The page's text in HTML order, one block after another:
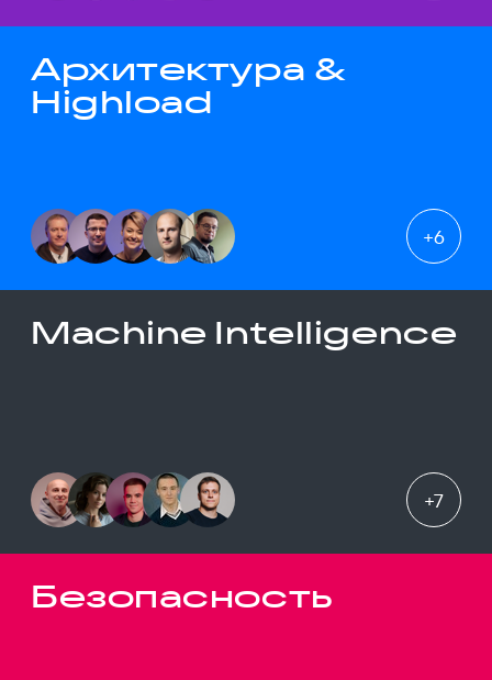
Архитектура &
Highload
+6
Machine Intelligence
+7
Безопасность